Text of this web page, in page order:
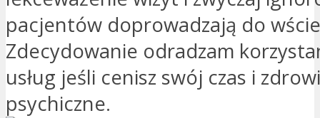
pacjentów doprowadzają do
Zdecydowanie odradzam
usług jeśli cenisz swój czas i
psychiczne.